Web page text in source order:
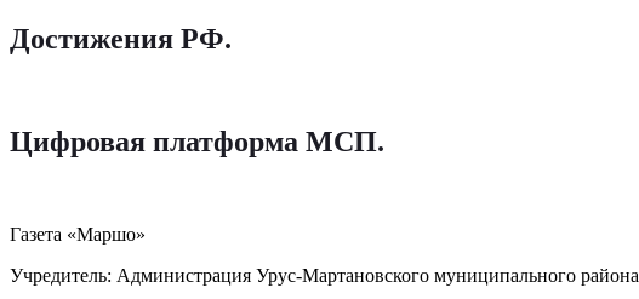
Достижения РФ.
Цифровая платформа МСП.
Газета «Маршо»
Учредитель: Администрация Урус-Мартановского муниципального района